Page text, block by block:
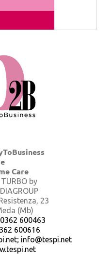
e
Care
by
23
(Mb)
600463
600616
info@tespi.net